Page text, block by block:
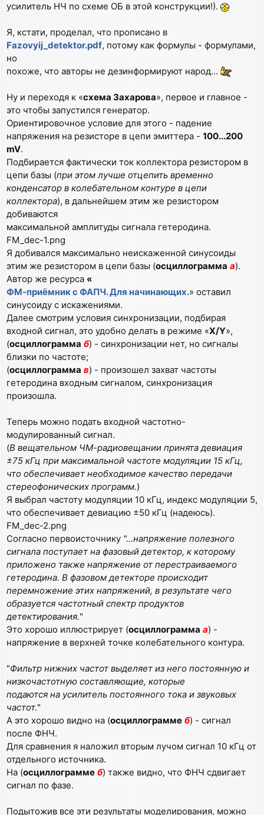
усилитель НЧ по схеме ОБ в этой конструкции!).
Я, кстати, проделал, что прописано в
Fazovyij_detektor.pdf, потому как формулы - формулами,
но
похоже, что авторы не дезинформируют народ...
Ну и переходя к «схема Захарова», первое и главное -
это чтобы запустился генератор.
Ориентировочное условие для этого - падение
напряжения на резисторе в цепи эмиттера - 100...200
mV.
Подбирается фактически ток коллектора резистором в
цепи базы (при этом лучше отцепить временно
конденсатор в колебательном контуре в цепи
коллектора), в дальнейшем этим же резистором
добиваются
максимальной амплитуды сигнала гетеродина.
FM_dec-1.png
Я добивался максимально неискаженной синусоиды
этим же резистором в цепи базы (осциллограмма а).
Автор же ресурса «
ФМ-приёмник с ФАПЧ. Для начинающих.» оставил
синусоиду с искажениями.
Далее смотрим условия синхронизации, подбирая
входной сигнал, это удобно делать в режиме «X/Y»,
(осциллограмма б) - синхронизации нет, но сигналы
близки по частоте;
(осциллограмма в) - произошел захват частоты
гетеродина входным сигналом, синхронизация
произошла.
Теперь можно подать входной частотно-
модулированный сигнал.
(В вещательном ЧМ-радиовещании принята девиация
±75 кГц при максимальной частоте модуляции 15 кГц,
что обеспечивает необходимое качество передачи
стереофонических программ.)
Я выбрал частоту модуляции 10 кГц, индекс модуляции 5,
что обеспечивает девиацию ±50 кГц (надеюсь).
FM_dec-2.png
Согласно первоисточнику "...напряжение полезного
сигнала поступает на фазовый детектор, к которому
приложено также напряжение от перестраиваемого
гетеродина. В фазовом детекторе происходит
перемножение этих напряжений, в результате чего
образуется частотный спектр продуктов
детектирования."
Это хорошо иллюстрирует (осциллограмма а) -
напряжение в верхней точке колебательного контура.
"Фильтр нижних частот выделяет из него постоянную и
низкочастотную составляющие, которые
подаются на усилитель постоянного тока и звуковых
частот."
А это хорошо видно на (осциллограмме б) - сигнал
после ФНЧ.
Для сравнения я наложил вторым лучом сигнал 10 кГц от
отдельного источника.
На (осциллограмме б) также видно, что ФНЧ сдвигает
сигнал по фазе.
Подытожив все эти результаты моделирования, можно